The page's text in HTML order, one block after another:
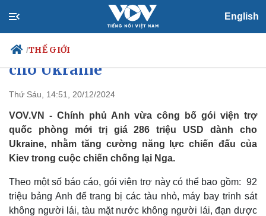
English
/THẾ GIỚI
Chính trị
Đảng
Tổ chức nhân sự
Quốc hội
Nhận diện sự thật
Xã hội
Tin 24h
Dự báo thời tiết
Giáo dục
Dấu ấn VOV
Việc làm
Biển đảo
Anh công bố gói viện trợ quốc
phòng mới trị giá 286 triệu USD
cho Ukraine
Thứ Sáu, 14:51, 20/12/2024
VOV.VN - Chính phủ Anh vừa công bố gói viện trợ
quốc phòng mới trị giá 286 triệu USD dành cho
Ukraine, nhằm tăng cường năng lực chiến đấu của
Kiev trong cuộc chiến chống lại Nga.
Theo một số báo cáo, gói viện trợ này có thể bao gồm: 92
triệu bảng Anh để trang bị các tàu nhỏ, máy bay trinh sát
không người lái, tàu mặt nước không người lái, đạn dược